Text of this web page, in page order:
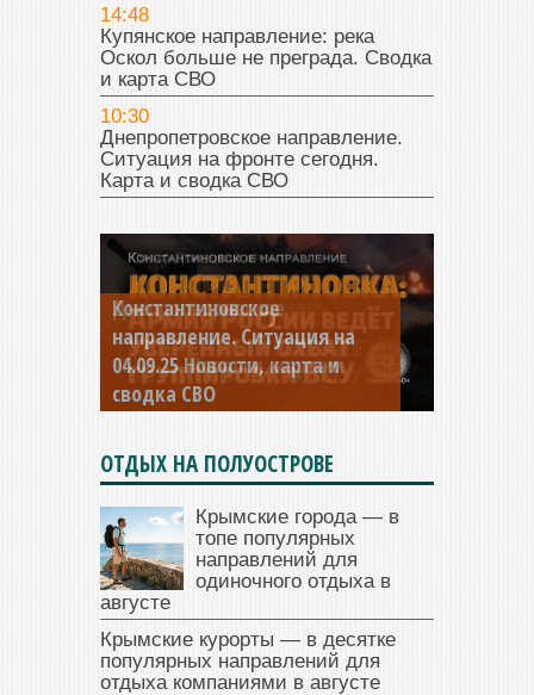
14:48
Купянское направление: река
Оскол больше не преграда. Сводка
и карта СВО
10:30
Днепропетровское направление.
Ситуация на фронте сегодня.
Карта и сводка СВО
Константиновское
направление. Ситуация на
04.09.25 Новости, карта и
сводка СВО
ОТДЫХ НА ПОЛУОСТРОВЕ
Крымские города — в
топе популярных
направлений для
одиночного отдыха в
августе
Крымские курорты — в десятке
популярных направлений для
отдыха компаниями в августе